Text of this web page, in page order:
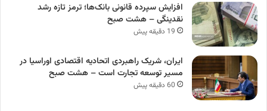
افزایش سپرده قانونی بانک‌ها؛ ترمز تازه رشد
نقدینگی – هشت صبح
19 دقیقه پیش
ایران، شریک راهبردی اتحادیه اقتصادی اوراسیا در
مسیر توسعه تجارت است – هشت صبح
60 دقیقه پیش